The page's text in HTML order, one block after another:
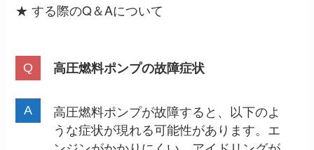
★ する際のQ＆Aについて
高圧燃料ポンプの故障症状
高圧燃料ポンプが故障すると、以下のよ
うな症状が現れる可能性があります。エ